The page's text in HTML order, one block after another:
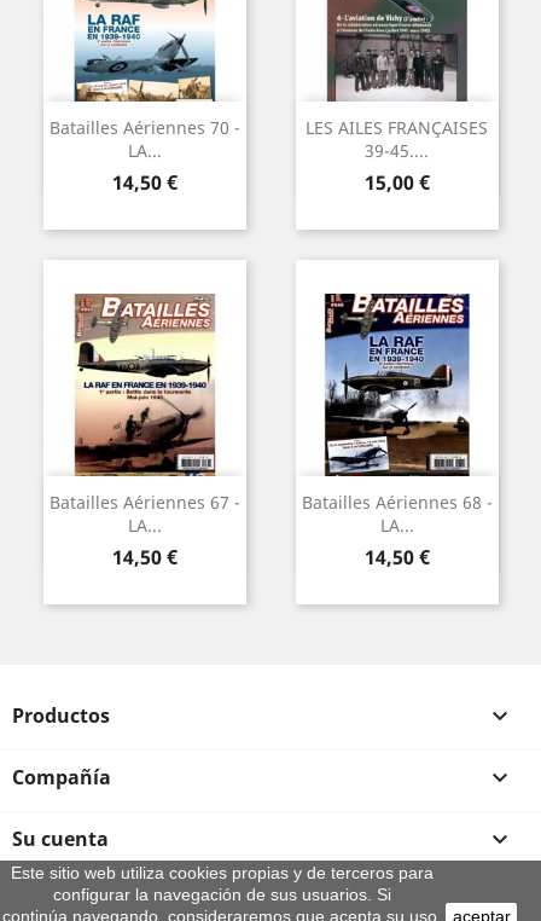
Batailles Aériennes 70 -
LA...
Precio
14,50 €
LES AILES FRANÇAISES
39-45....
Precio
15,00 €
Batailles Aériennes 67 -
LA...
Precio
14,50 €
Batailles Aériennes 68 -
LA...
Precio
14,50 €
Productos 
Compañía 
Su cuenta 
Información de la tienda
Este sitio web utiliza cookies propias y de terceros para
configurar la navegación de sus usuarios. Si
continúa navegando, consideraremos que acepta su uso.
aceptar